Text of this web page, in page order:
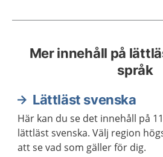
Mer innehåll på
språk
Lättläst svenska
Här kan du se det innehåll på
lättläst svenska. Välj region
att se vad som gäller för dig.